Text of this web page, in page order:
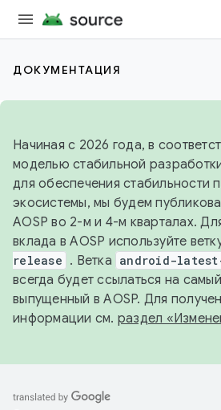
ДОКУМЕНТАЦИЯ
Начиная с 2026 года, в
моделью стабильной
для обеспечения стабильности
экосистемы, мы будем
AOSP во 2-м и 4-м кварталах.
вклада в AOSP используйте
release . Ветка android-
всегда будет ссылаться на
выпущенный в AOSP. Для
информации см. раздел